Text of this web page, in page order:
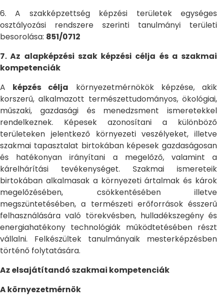
6. A szakképzettség képzési területek egységes
osztályozási rendszere szerinti tanulmányi területi
besorolása: 851/0712
7. Az alapképzési szak képzési célja és a szakmai
kompetenciák
A képzés célja környezetmérnökök képzése, akik
korszerű, alkalmazott természettudományos, ökológiai,
műszaki, gazdasági és menedzsment ismeretekkel
rendelkeznek. Képesek azonosítani a különböző
területeken jelentkező környezeti veszélyeket, illetve
szakmai tapasztalat birtokában képesek gazdaságosan
és hatékonyan irányítani a megelőző, valamint a
kárelhárítási tevékenységet. Szakmai ismereteik
birtokában alkalmasak a környezeti ártalmak és károk
megelőzésében, csökkentésében illetve
megszüntetésében, a természeti erőforrások ésszerű
felhasználására való törekvésben, hulladékszegény és
energiahatékony technológiák működtetésében részt
vállalni. Felkészültek tanulmányaik mesterképzésben
történő folytatására.
Az elsajátítandó szakmai kompetenciák
A környezetmérnök